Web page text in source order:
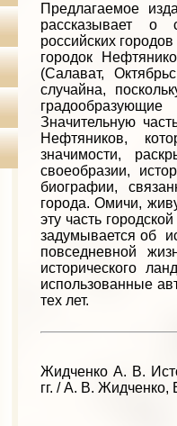
Предлагаемое
рассказывает о
российских
городок
(Салават,
случайна,
Значительную
Нефтяников,
значимости,
своеобразии,
биографии,
города. Омичи,
эту часть
задумывается об
повседневной
исторического
использованные
тех лет.
Жидченко А. В.
гг. / А. В.